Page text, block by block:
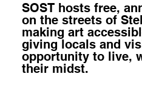
SOST hosts free,
on the streets of
making art
giving locals and
opportunity to live,
their midst.